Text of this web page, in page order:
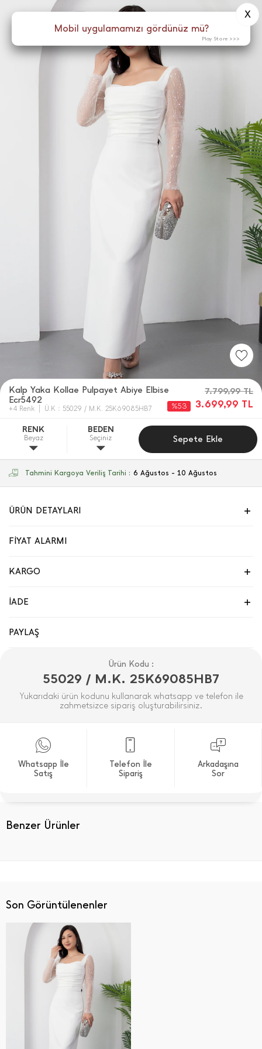
Menü
Kalp Yaka Kollae Pulpayet Abiye Elbise
Ecr5492
+4 Renk Ü.K : 55029 / M.K. 25K69085HB7
7.799,99TL
3.699,99 TL
%53
RENK
Beyaz
BEDEN
Seçiniz Sepete Ekle
Tahmini Kargoya Veriliş Tarihi : 6 Ağustos - 10 Ağustos
ÜRÜN DETAYLARI
FİYAT ALARMI
KARGO
İADE
PAYLAŞ
Ürün Kodu :
55029 / M.K. 25K69085HB7
Yukarıdaki ürün kodunu kullanarak whatsapp ve telefon ile
zahmetsizce sipariş oluşturabilirsiniz.
Whatsapp İle
Satış
Telefon İle
Sipariş
Arkadaşına
Sor
Benzer Ürünler
Son Görüntülenenler
Mobil uygulamamızı gördünüz mü?
X
Play Store >>>